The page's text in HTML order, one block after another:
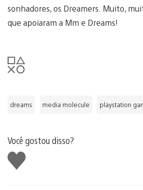
sonhadores, os Dreamers. Muito,
que apoiaram a Mm e Dreams!
dreams media molecule playstation
Você gostou disso?
Curtir